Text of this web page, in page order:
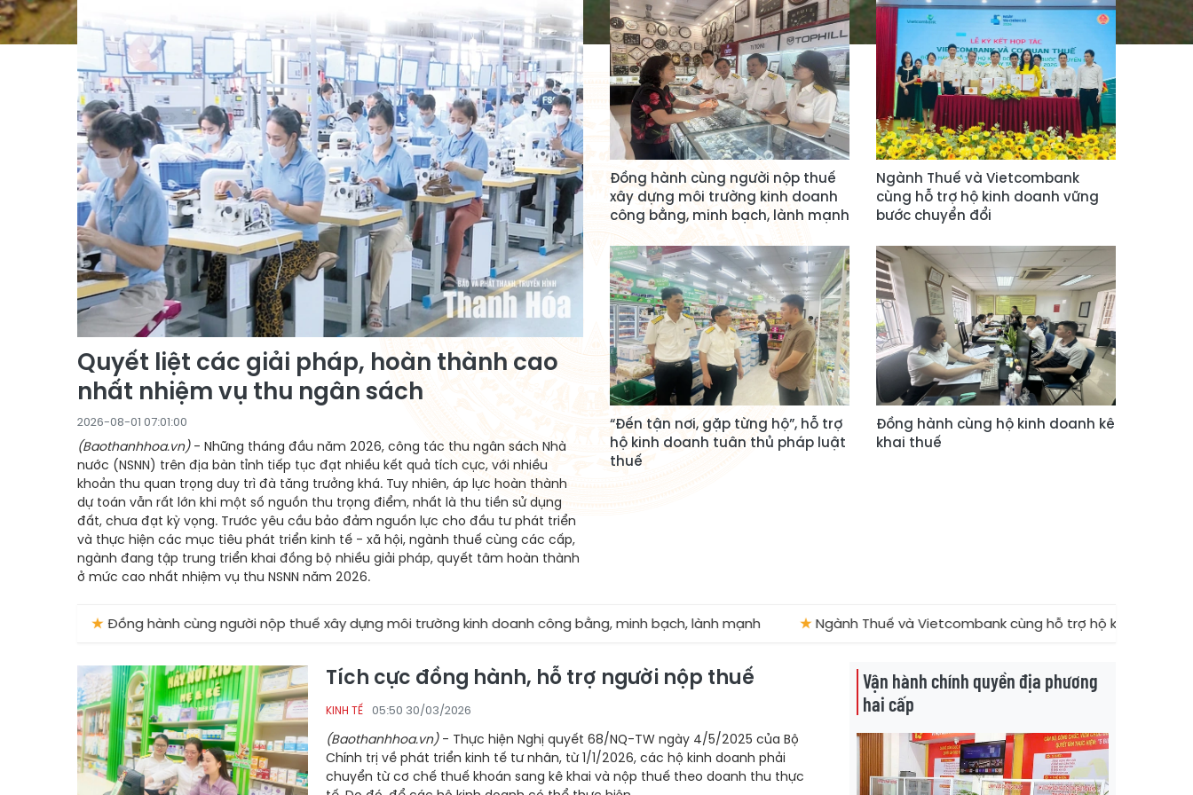
Quyết liệt các giải pháp, hoàn thành cao
nhất nhiệm vụ thu ngân sách
2026-08-01 07:01:00
(Baothanhhoa.vn)- Những tháng đầu năm 2026, công tác thu ngân sách Nhà
nước (NSNN) trên địa bàn tỉnh tiếp tục đạt nhiều kết quả tích cực, với nhiều
khoản thu quan trọng duy trì đà tăng trưởng khá. Tuy nhiên, áp lực hoàn thành
dự toán vẫn rất lớn khi một số nguồn thu trọng điểm, nhất là thu tiền sử dụng
đất, chưa đạt kỳ vọng. Trước yêu cầu bảo đảm nguồn lực cho đầu tư phát triển
và thực hiện các mục tiêu phát triển kinh tế - xã hội, ngành thuế cùng các cấp,
ngành đang tập trung triển khai đồng bộ nhiều giải pháp, quyết tâm hoàn thành
ở mức cao nhất nhiệm vụ thu NSNN năm 2026.
Đồng hành cùng người nộp thuế
xây dựng môi trường kinh doanh
công bằng, minh bạch, lành mạnh
Ngành Thuế và Vietcombank
cùng hỗ trợ hộ kinh doanh vững
bước chuyển đổi
“Đến tận nơi, gặp từng hộ”, hỗ trợ
hộ kinh doanh tuân thủ pháp luật
thuế
Đồng hành cùng hộ kinh doanh kê
khai thuế
Đồng hành cùng người nộp thuế xây dựng môi trường kinh doanh công bằng, minh bạch, lành mạnh ★ Ngành Thuế và Vietcombank cùng hỗ trợ hộ kinh doanh vững bước
Tích cực đồng hành, hỗ trợ người nộp thuế
KINH TẾ 05:50 30/03/2026
(Baothanhhoa.vn)- Thực hiện Nghị quyết 68/NQ-TW ngày 4/5/2025 của Bộ
Chính trị về phát triển kinh tế tư nhân, từ 1/1/2026, các hộ kinh doanh phải
chuyển từ cơ chế thuế khoán sang kê khai và nộp thuế theo doanh thu thực
Vận hành chính quyền địa phương
hai cấp